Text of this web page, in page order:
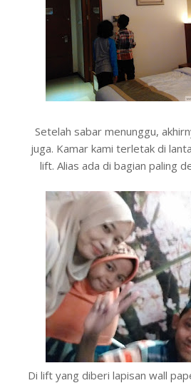
Setelah sabar menunggu,
juga. Kamar kami terletak di
lift. Alias ada di bagian paling
Di lift yang diberi lapisan wall